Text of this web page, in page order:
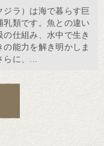
ジラ）は海で暮らす巨
乳類です。魚との違い
の仕組み、水中で生き
の能力を解き明かしま
らに、...